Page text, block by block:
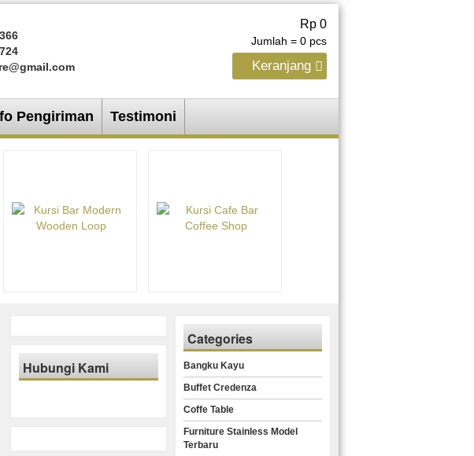
Rp 0
Jumlah = 0pcs
Keranjang
Pengiriman Testimoni
Hubungi Kami
Categories
Bangku Kayu
Buffet Credenza
Coffe Table
Furniture Stainless Model
Terbaru